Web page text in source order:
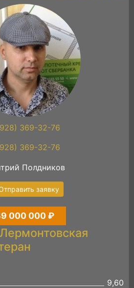
369-32-76
369-32-76
Полдников
заявку
000 000 ₽
9,60